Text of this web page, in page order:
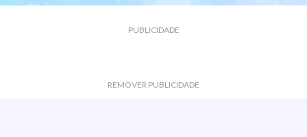
PUBLICIDADE
REMOVER PUBLICIDADE